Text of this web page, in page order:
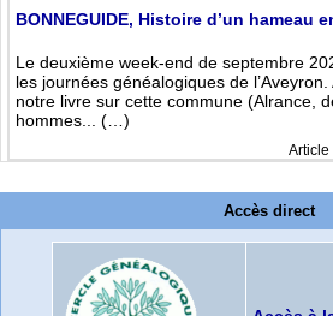
BONNEGUIDE, Histoire d’un hameau
Le deuxième week-end de septembre
les journées généalogiques de
notre livre sur cette commune (Alrance,
hommes... (…)
Article
Accès direct